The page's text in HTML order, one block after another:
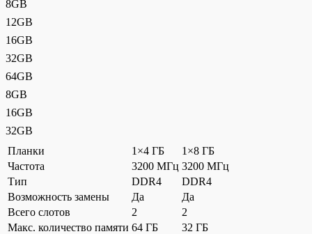
8GB
12GB
16GB
32GB
64GB
8GB
16GB
32GB
Планки
1×4 ГБ
1×8 ГБ
Частота
3200 МГц 3200 МГц
Тип
DDR4
DDR4
Возможность замены
Да
Да
Всего слотов
2
2
Макс. количество памяти 64 ГБ 32 ГБ